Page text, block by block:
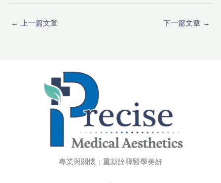
← 上一篇文章 下一篇文章 →
專業與關懷：重新詮釋醫學美妍